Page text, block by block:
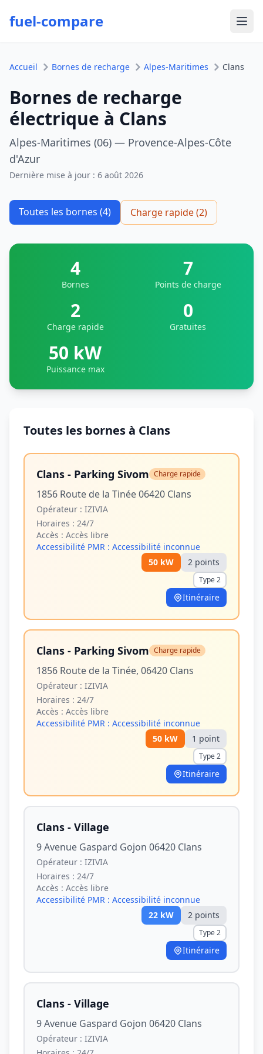
fuel-compare
Accueil Bornes de recharge Alpes-Maritimes Clans
Bornes de recharge
électrique à Clans
Alpes-Maritimes (06) — Provence-Alpes-Côte
d'Azur
Dernière mise à jour : 6 août 2026
Toutes les bornes (4) Charge rapide (2)
4
Bornes
7
Points de charge
2
Charge rapide
0
Gratuites
50 kW
Puissance max
Toutes les bornes à Clans
Clans - Parking Sivom Charge rapide
1856 Route de la Tinée 06420 Clans
Opérateur : IZIVIA
Horaires : 24/7
Accès : Accès libre
Accessibilité PMR : Accessibilité inconnue
50 kW 2 points
Type 2
Itinéraire
Clans - Parking Sivom Charge rapide
1856 Route de la Tinée, 06420 Clans
Opérateur : IZIVIA
Horaires : 24/7
Accès : Accès libre
Accessibilité PMR : Accessibilité inconnue
50 kW 1 point
Type 2
Itinéraire
Clans - Village
9 Avenue Gaspard Gojon 06420 Clans
Opérateur : IZIVIA
Horaires : 24/7
Accès : Accès libre
Accessibilité PMR : Accessibilité inconnue
22 kW 2 points
Type 2
Itinéraire
Clans - Village
9 Avenue Gaspard Gojon 06420 Clans
Opérateur : IZIVIA